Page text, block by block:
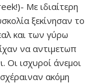
Με ιδιαίτερη
ξεκίνησαν το
και των γύρω
να αντιμετωπ
Οι ισχυροί άνεμοι
ακόμη